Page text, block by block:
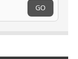
GO